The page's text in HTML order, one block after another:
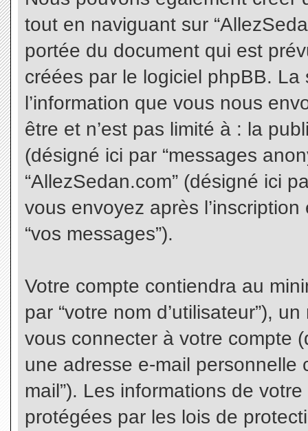
tout en naviguant sur
portée du document qui est
créées par le logiciel phpBB.
l’information que vous nous
être et n’est pas limité à : la
(désigné ici par “messages
“AllezSedan.com” (désigné ici
vous envoyez après
“vos messages”).
Votre compte contiendra au
par “votre nom d’utilisateur”),
vous connecter à votre compte
une adresse e-mail personnelle
mail”). Les informations de
protégées par les lois de